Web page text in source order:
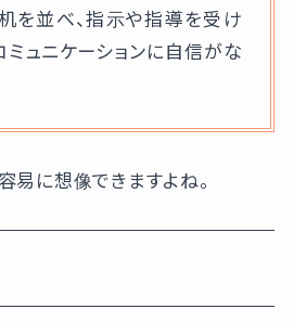
を並べ、指示や指導を受け
ュニケーションに自信がな
易に想像できますよね。